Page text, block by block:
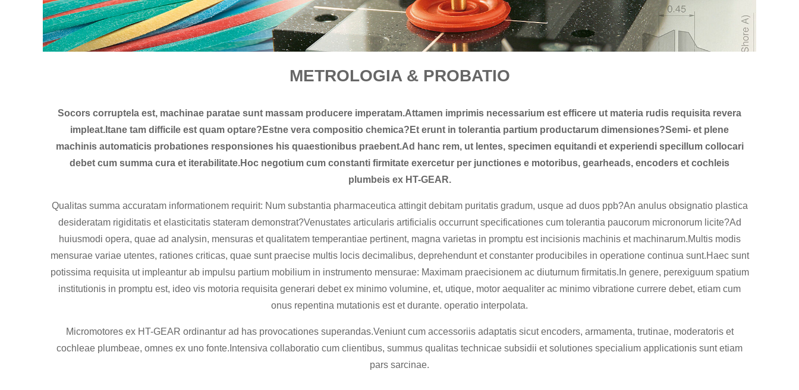
METROLOGIA & PROBATIO
Socors corruptela est, machinae paratae sunt massam producere imperatam.Attamen imprimis necessarium est efficere ut materia rudis requisita revera
impleat.Itane tam difficile est quam optare?Estne vera compositio chemica?Et erunt in tolerantia partium productarum dimensiones?Semi- et plene
machinis automaticis probationes responsiones his quaestionibus praebent.Ad hanc rem, ut lentes, specimen equitandi et experiendi specillum collocari
debet cum summa cura et iterabilitate.Hoc negotium cum constanti firmitate exercetur per junctiones e motoribus, gearheads, encoders et cochleis
plumbeis ex HT-GEAR.
Qualitas summa accuratam informationem requirit: Num substantia pharmaceutica attingit debitam puritatis gradum, usque ad duos ppb?An anulus obsignatio plastica
desideratam rigiditatis et elasticitatis stateram demonstrat?Venustates articularis artificialis occurrunt specificationes cum tolerantia paucorum micronorum licite?Ad
huiusmodi opera, quae ad analysin, mensuras et qualitatem temperantiae pertinent, magna varietas in promptu est incisionis machinis et machinarum.Multis modis
mensurae variae utentes, rationes criticas, quae sunt praecise multis locis decimalibus, deprehendunt et constanter producibiles in operatione continua sunt.Haec sunt
potissima requisita ut impleantur ab impulsu partium mobilium in instrumento mensurae: Maximam praecisionem ac diuturnum firmitatis.In genere, perexiguum spatium
institutionis in promptu est, ideo vis motoria requisita generari debet ex minimo volumine, et, utique, motor aequaliter ac minimo vibratione currere debet, etiam cum
onus repentina mutationis est et durante. operatio interpolata.
Micromotores ex HT-GEAR ordinantur ad has provocationes superandas.Veniunt cum accessoriis adaptatis sicut encoders, armamenta, trutinae, moderatoris et
cochleae plumbeae, omnes ex uno fonte.Intensiva collaboratio cum clientibus, summus qualitas technicae subsidii et solutiones specialium applicationis sunt etiam
pars sarcinae.